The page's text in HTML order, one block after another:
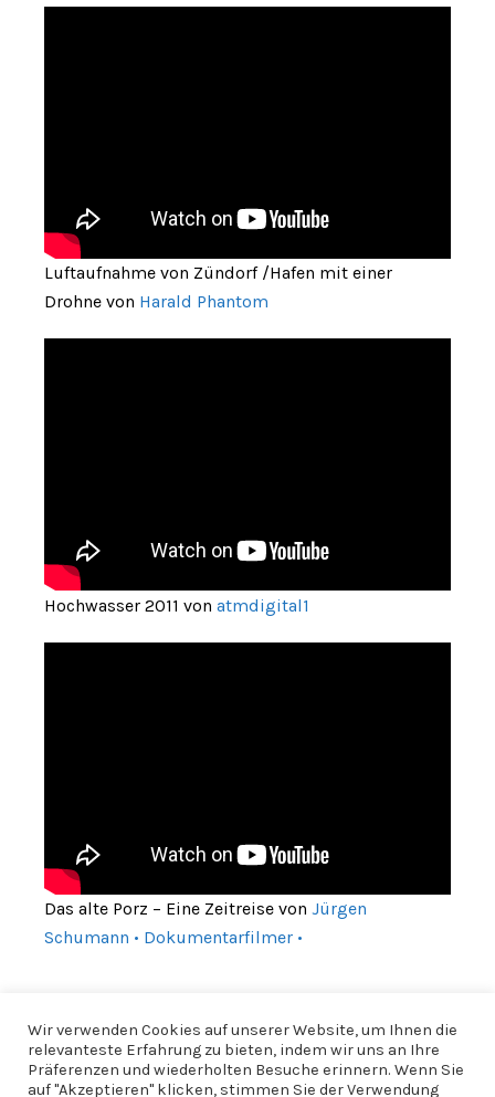
Luftaufnahme von Zündorf /Hafen mit einer
Drohne von Harald Phantom
Hochwasser 2011 von atmdigital1
Das alte Porz – Eine Zeitreise von Jürgen
Schumann • Dokumentarfilmer •
Wir verwenden Cookies auf unserer Website, um Ihnen die
relevanteste Erfahrung zu bieten, indem wir uns an Ihre
Präferenzen und wiederholten Besuche erinnern. Wenn Sie
auf "Akzeptieren" klicken, stimmen Sie der Verwendung